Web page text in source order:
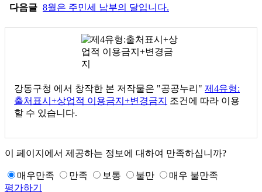
다음글 8월은 주민세 납부의 달입니다.
강동구청 에서 창작한 본 저작물은 "공공누리" 제4유형:
출처표시+상업적 이용금지+변경금지
조건에 따라 이용
할 수 있습니다.
이 페이지에서 제공하는 정보에 대하여 만족하십니까?
매우만족 만족 보통 불만
매우 불만족
평가하기